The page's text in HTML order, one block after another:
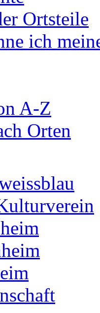
Ortsteile
ich
A-Z
Orten